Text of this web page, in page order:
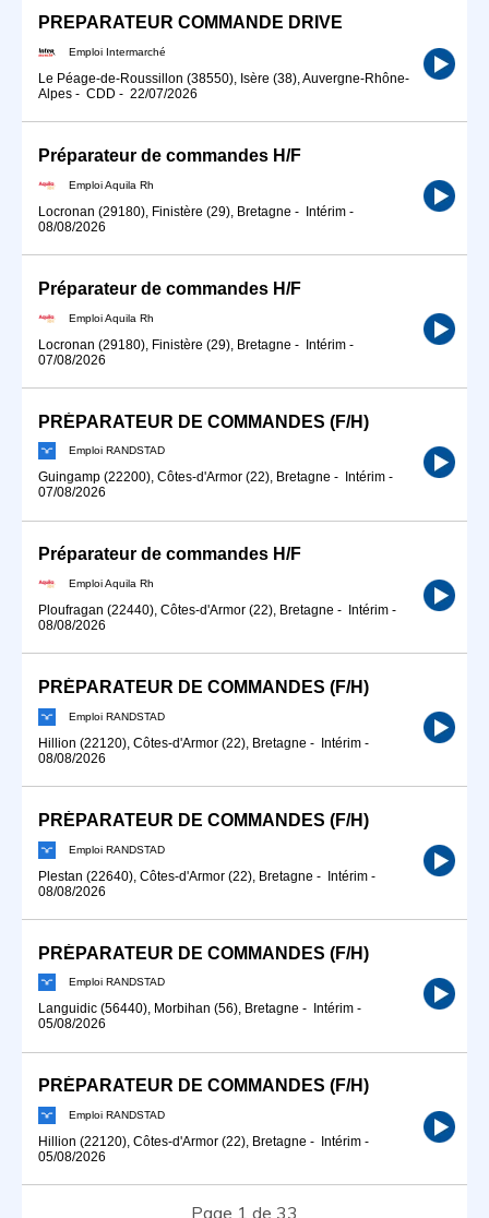
PREPARATEUR COMMANDE DRIVE
Emploi Intermarché
Le Péage-de-Roussillon (38550), Isère (38), Auvergne-Rhône-
Alpes - CDD - 22/07/2026
Préparateur de commandes H/F
Emploi Aquila Rh
Locronan (29180), Finistère (29), Bretagne - Intérim -
08/08/2026
Préparateur de commandes H/F
Emploi Aquila Rh
Locronan (29180), Finistère (29), Bretagne - Intérim -
07/08/2026
PRÉPARATEUR DE COMMANDES (F/H)
Emploi RANDSTAD
Guingamp (22200), Côtes-d'Armor (22), Bretagne - Intérim -
07/08/2026
Préparateur de commandes H/F
Emploi Aquila Rh
Ploufragan (22440), Côtes-d'Armor (22), Bretagne - Intérim -
08/08/2026
PRÉPARATEUR DE COMMANDES (F/H)
Emploi RANDSTAD
Hillion (22120), Côtes-d'Armor (22), Bretagne - Intérim -
08/08/2026
PRÉPARATEUR DE COMMANDES (F/H)
Emploi RANDSTAD
Plestan (22640), Côtes-d'Armor (22), Bretagne - Intérim -
08/08/2026
PRÉPARATEUR DE COMMANDES (F/H)
Emploi RANDSTAD
Languidic (56440), Morbihan (56), Bretagne - Intérim -
05/08/2026
PRÉPARATEUR DE COMMANDES (F/H)
Emploi RANDSTAD
Hillion (22120), Côtes-d'Armor (22), Bretagne - Intérim -
05/08/2026
Page 1 de 33